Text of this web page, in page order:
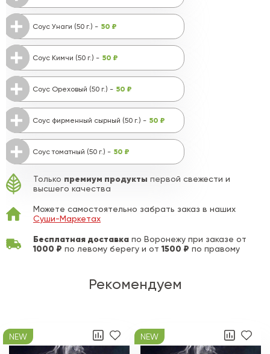
Соус Унаги (50 г.) - 50 ₽
Соус Кимчи (50 г.) - 50 ₽
Соус Ореховый (50 г.) - 50 ₽
Соус фирменный сырный (50 г.) - 50 ₽
Соус томатный (50 г.) - 50 ₽
Только премиум продукты первой свежести и
высшего качества
Можете самостоятельно забрать заказ в наших
Суши-Маркетах
Бесплатная доставка по Воронежу при заказе от
1000 ₽ по левому берегу и от1500 ₽ по правому
Рекомендуем
NEW NEW